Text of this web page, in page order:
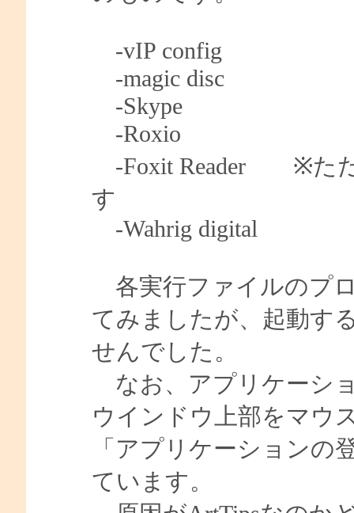
-vIP config
-magic disc
-Skype
-Roxio
-Foxit Reader ※ただ
す
-Wahrig digital
各実行ファイルのプ
てみましたが、起動す
せんでした。
なお、アプリケーシ
ウインドウ上部をマウ
「アプリケーションの
ています。